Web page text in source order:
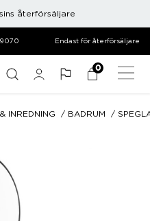
återförsäljare
Endast för återförsäljare
0
INREDNING BADRUM